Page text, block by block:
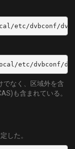
dvbconf/
etc/dvbconf/
でなく、区域外を含
も含まれている。
した。